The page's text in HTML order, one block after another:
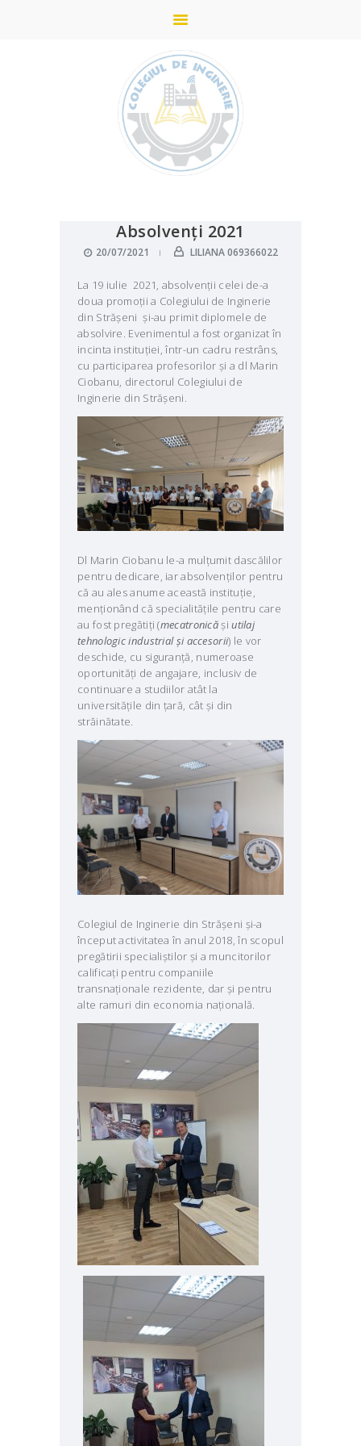
ADMITERE
PARTENERI
NOUTĂȚI
GALERIE
CONTACTE
Absolvenți 2021
20/07/2021 LILIANA 069366022
La 19 iulie 2021, absolvenții celei de-a
doua promoții a Colegiului de Inginerie
din Strășeni și-au primit diplomele de
absolvire. Evenimentul a fost organizat în
incinta instituției, într-un cadru restrâns,
cu participarea profesorilor și a dl Marin
Ciobanu, directorul Colegiului de
Inginerie din Strășeni.
Dl Marin Ciobanu le-a mulțumit dascălilor
pentru dedicare, iar absolvenților pentru
că au ales anume această instituție,
menționând că specialitățile pentru care
au fost pregătiți (mecatronicășiutilaj
tehnologic industrial și accesorii) le vor
deschide, cu siguranță, numeroase
oportunități de angajare, inclusiv de
continuare a studiilor atât la
universitățile din țară, cât și din
străinătate.
Colegiul de Inginerie din Strășeni și-a
început activitatea în anul 2018, în scopul
pregătirii specialiștilor și a muncitorilor
calificați pentru companiile
transnaționale rezidente, dar și pentru
alte ramuri din economia națională.